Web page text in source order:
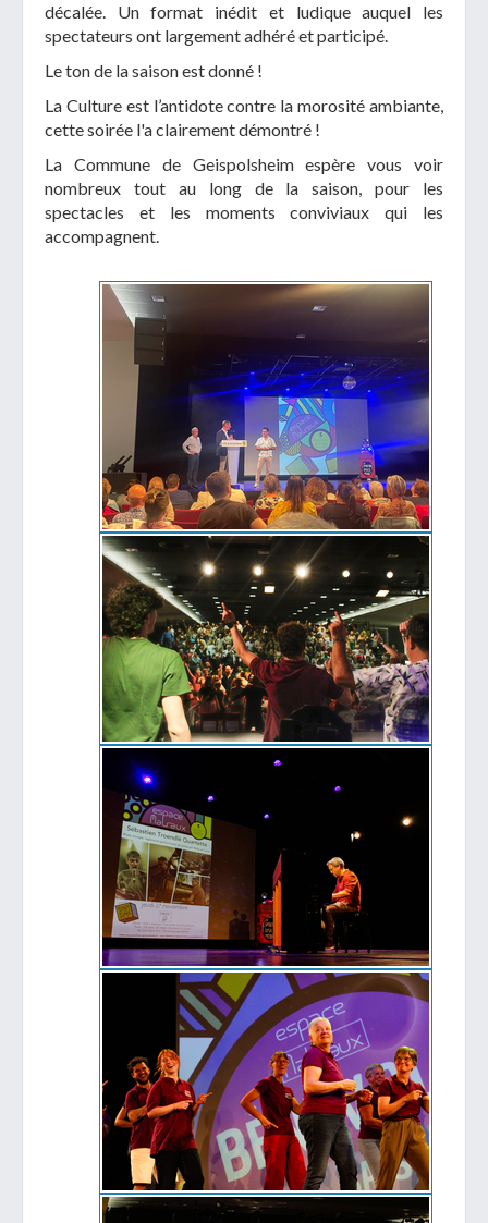
décalée. Un format inédit et ludique auquel les
spectateurs ont largement adhéré et participé.
Le ton de la saison est donné !
La Culture est l’antidote contre la morosité ambiante,
cette soirée l'a clairement démontré !
La Commune de Geispolsheim espère vous voir
nombreux tout au long de la saison, pour les
spectacles et les moments conviviaux qui les
accompagnent.